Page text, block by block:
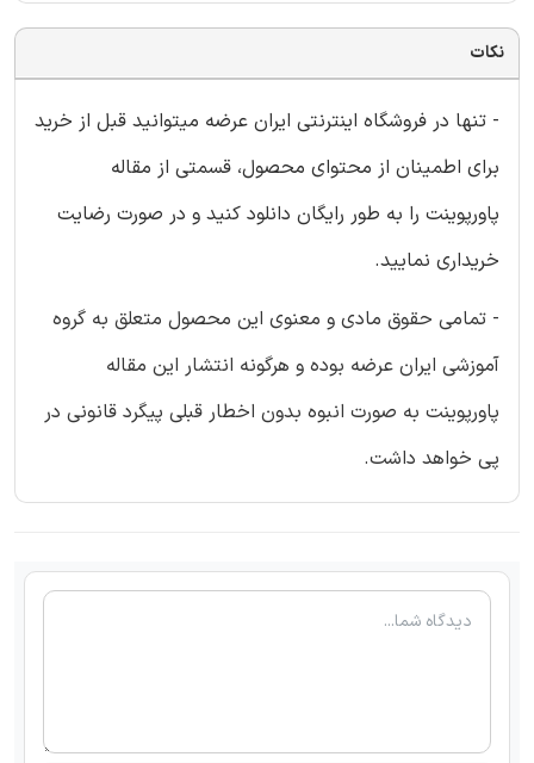
نکات
- تنها در فروشگاه اینترنتی ایران عرضه میتوانید قبل از خرید
برای اطمینان از محتوای محصول، قسمتی از مقاله
پاورپوینت را به طور رایگان دانلود کنید و در صورت رضایت
خریداری نمایید.
- تمامی حقوق مادی و معنوی این محصول متعلق به گروه
آموزشی ایران عرضه بوده و هرگونه انتشار این مقاله
پاورپوینت به صورت انبوه بدون اخطار قبلی پیگرد قانونی در
پی خواهد داشت.